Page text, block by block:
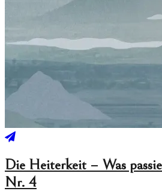
Die Heiterkeit – Was
Nr. 4